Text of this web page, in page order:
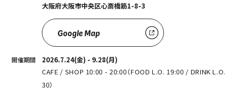
大阪府大阪市中央区心斎橋筋1-8-3
Google Map
開催期間
2026.7.24(金) - 9.28(月)
CAFE / SHOP 10:00 - 20:00（FOOD L.O. 19:00 / DRINK
30）